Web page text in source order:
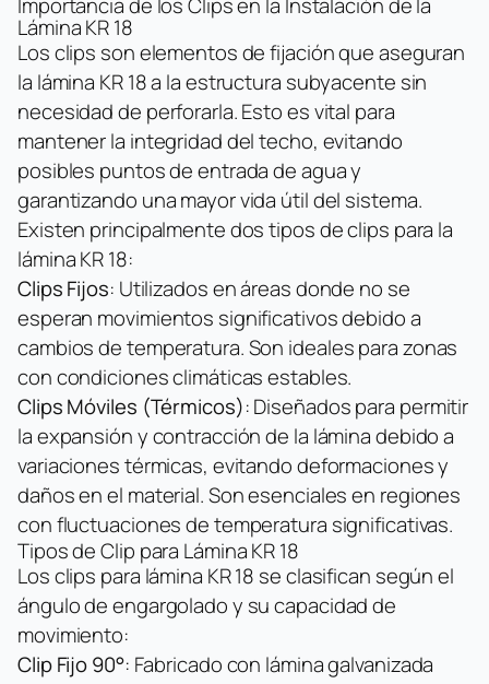
Importancia de los Clips en la Instalación de la
Lámina KR 18
Los clips son elementos de fijación que aseguran
la lámina KR 18 a la estructura subyacente sin
necesidad de perforarla. Esto es vital para
mantener la integridad del techo, evitando
posibles puntos de entrada de agua y
garantizando una mayor vida útil del sistema.
Existen principalmente dos tipos de clips para la
lámina KR 18:
Clips Fijos: Utilizados en áreas donde no se
esperan movimientos significativos debido a
cambios de temperatura. Son ideales para zonas
con condiciones climáticas estables.
Clips Móviles (Térmicos): Diseñados para permitir
la expansión y contracción de la lámina debido a
variaciones térmicas, evitando deformaciones y
daños en el material. Son esenciales en regiones
con fluctuaciones de temperatura significativas.
Tipos de Clip para Lámina KR 18
Los clips para lámina KR 18 se clasifican según el
ángulo de engargolado y su capacidad de
movimiento:
Clip Fijo 90°: Fabricado con lámina galvanizada